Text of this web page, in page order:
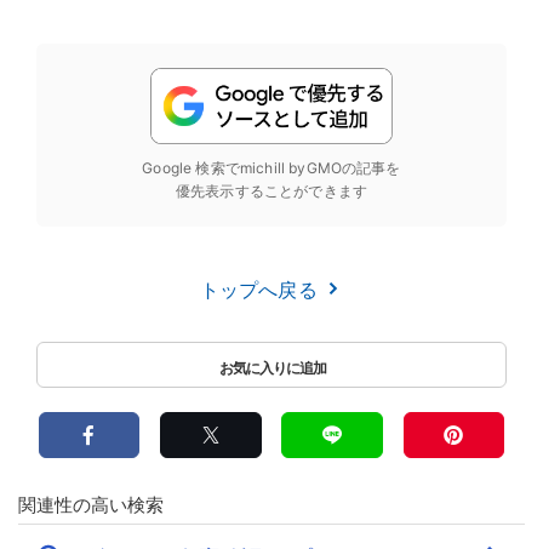
Google 検索でmichill byGMOの記事を
優先表示することができます
トップへ戻る